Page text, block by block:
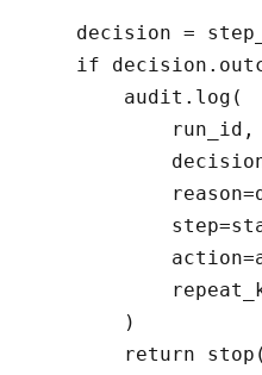
decision =
if
        audit.log(
            run_id,
        )
return